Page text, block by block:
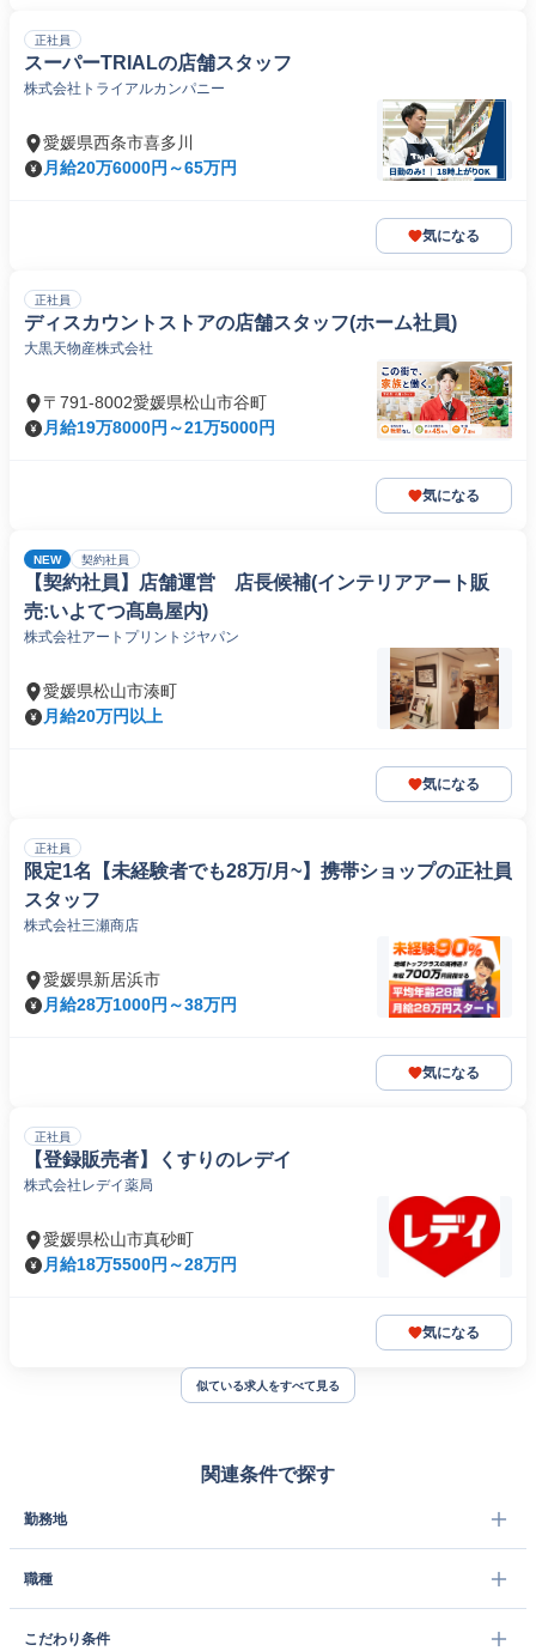
正社員
スーパーTRIALの店舗スタッフ
株式会社トライアルカンパニー
愛媛県西条市喜多川
月給20万6000円～65万円
気になる
正社員
ディスカウントストアの店舗スタッフ(ホーム社員)
大黒天物産株式会社
〒791-8002愛媛県松山市谷町
月給19万8000円～21万5000円
気になる
NEW 契約社員
【契約社員】店舗運営 店長候補(インテリアアート販
売:いよてつ髙島屋内)
株式会社アートプリントジヤパン
愛媛県松山市湊町
月給20万円以上
気になる
正社員
限定1名【未経験者でも28万/月~】携帯ショップの正社員
スタッフ
株式会社三瀬商店
愛媛県新居浜市
月給28万1000円～38万円
気になる
正社員
【登録販売者】くすりのレデイ
株式会社レデイ薬局
愛媛県松山市真砂町
月給18万5500円～28万円
気になる
似ている求人をすべて見る
関連条件で探す
勤務地
職種
こだわり条件